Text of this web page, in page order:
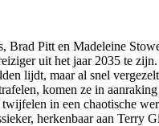
Brad Pitt en Madeleine
uit het jaar 2035 te
lijdt, maar al snel
komen ze in
in een chaotische
herkenbaar aan Terry